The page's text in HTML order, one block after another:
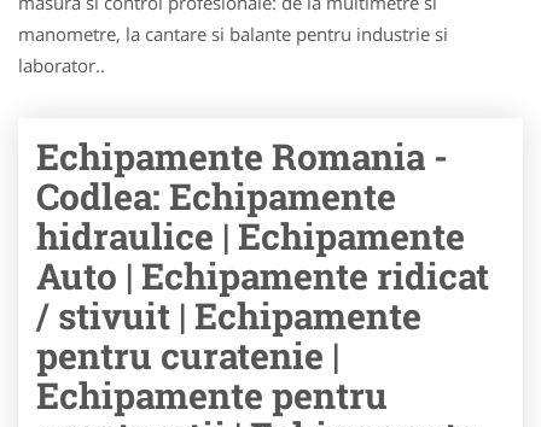
manometre, la cantare si balante pentru industrie si
laborator..
Echipamente Romania -
Codlea: Echipamente
hidraulice | Echipamente
Auto | Echipamente ridicat
/ stivuit | Echipamente
pentru curatenie |
Echipamente pentru